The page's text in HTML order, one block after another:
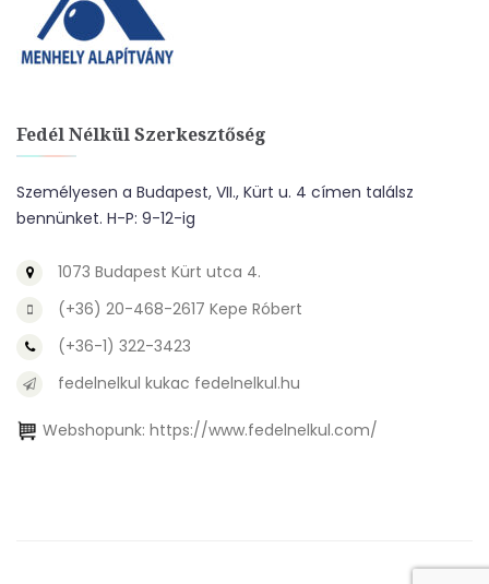
Fedél Nélkül Szerkesztőség
Személyesen a Budapest, VII., Kürt u. 4 címen találsz
bennünket. H-P: 9-12-ig
1073 Budapest Kürt utca 4.
(+36) 20-468-2617 Kepe Róbert
(+36-1) 322-3423
fedelnelkul kukac fedelnelkul.hu
Webshopunk: https://www.fedelnelkul.com/